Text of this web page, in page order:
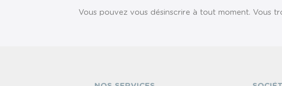
Vous pouvez vous désinscrire à tout moment. Vous